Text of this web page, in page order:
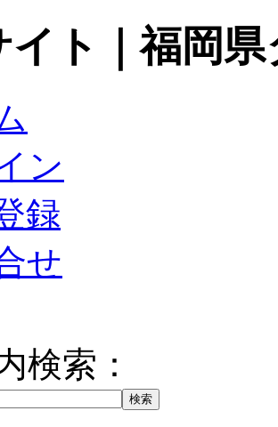
イト｜福岡
ン
録
せ
検索：